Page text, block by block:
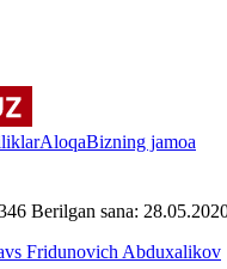
AloqaBizning jamoa
Berilgan sana:
Fridunovich Abduxalikov